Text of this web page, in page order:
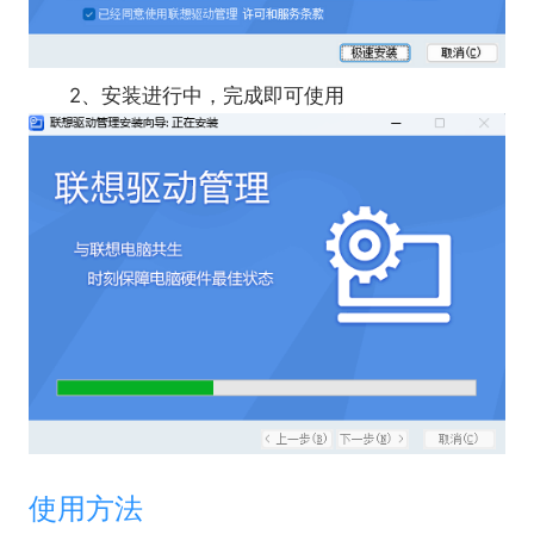
2、安装进行中，完成即可使用
使用方法